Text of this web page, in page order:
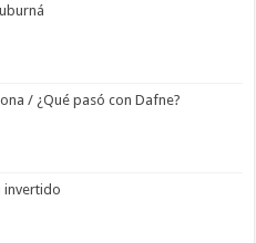
/ ¿Qué pasó con Dafne?
invertido